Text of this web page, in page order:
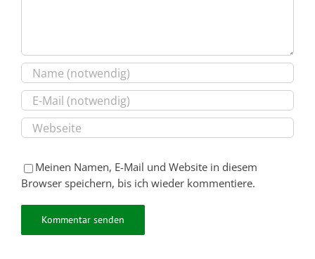
Meinen Namen, E-Mail und Website in diesem
Browser speichern, bis ich wieder kommentiere.